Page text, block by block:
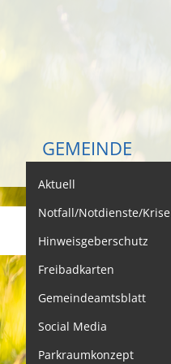
GEMEINDE
Aktuell
Notfall/Notdienste/Krise
Hinweisgeberschutz
Freibadkarten
Gemeindeamtsblatt
Social Media
Parkraumkonzept